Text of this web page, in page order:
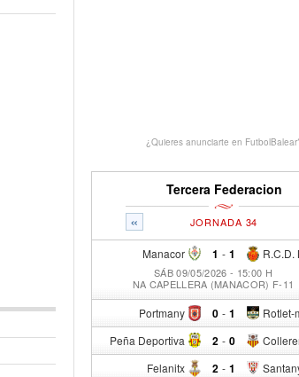
¿Quieres anunciarte en
Tercera Federacion
« JORNADA 34
Manacor 1 - R.C.D.
1
SÁB 09/05/2026 - 15:00 H
NA CAPELLERA (MANACOR) F-11
Portmany 0 - Rotlet-
1
Peña Deportiva 2 - 0
Felanitx 2 - 1